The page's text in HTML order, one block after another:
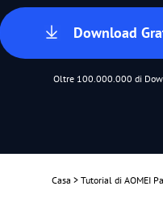
Download
Oltre 100.000.000 di
Casa > Tutorial di AOMEI